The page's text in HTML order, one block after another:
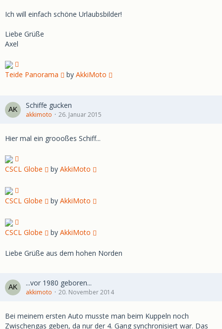
Ich will einfach schöne Urlaubsbilder!
Liebe Grüße
Axel
Teide Panorama by AkkiMoto
Schiffe gucken
akkimoto 26. Januar 2015
Hier mal ein groooßes Schiff...
CSCL Globe by AkkiMoto
CSCL Globe by AkkiMoto
CSCL Globe by AkkiMoto
Liebe Grüße aus dem hohen Norden
...vor 1980 geboren...
akkimoto 20. November 2014
Bei meinem ersten Auto musste man beim Kuppeln noch
Zwischengas geben, da nur der 4. Gang synchronisiert war. Das